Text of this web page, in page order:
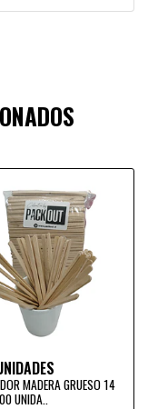
MADERA GRUESO 14
UNIDA..